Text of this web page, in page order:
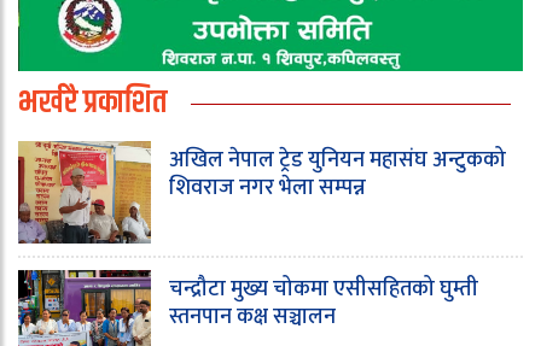
भर्खरै प्रकाशित
अखिल नेपाल ट्रेड युनियन महासंघ अन्टुकको
शिवराज नगर भेला सम्पन्न
चन्द्रौटा मुख्य चोकमा एसीसहितको घुम्ती
स्तनपान कक्ष सञ्चालन